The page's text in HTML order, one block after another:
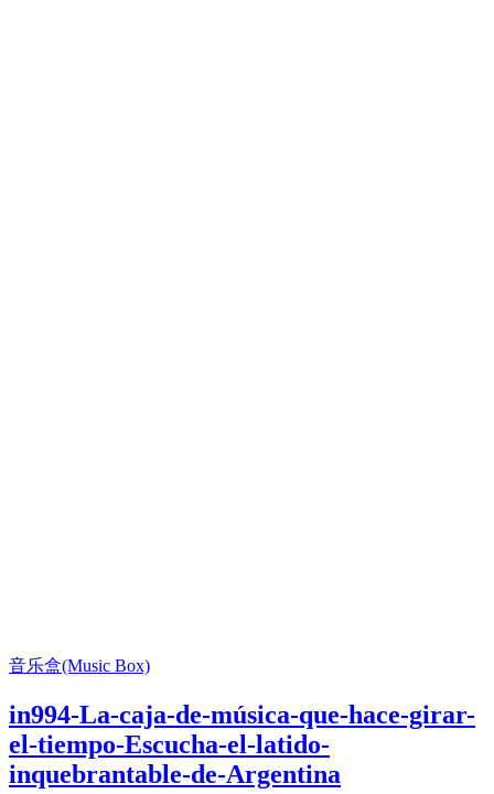
音乐盒(Music Box)
in994-La-caja-de-música-que-hace-girar-
el-tiempo-Escucha-el-latido-
inquebrantable-de-Argentina